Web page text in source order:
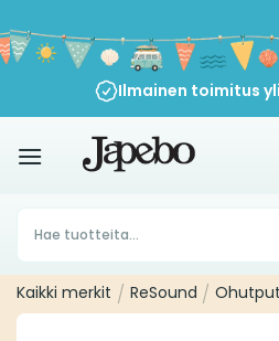
sisältöön
Ilmainen toimitus yli
Products
search
Kaikki merkit / ReSound /